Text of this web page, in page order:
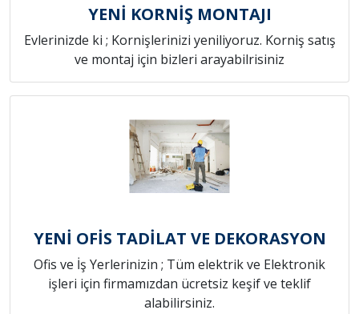
YENİ KORNİŞ MONTAJI
Evlerinizde ki ; Kornişlerinizi yeniliyoruz. Korniş satış
ve montaj için bizleri arayabilrisiniz
YENİ OFİS TADİLAT VE DEKORASYON
Ofis ve İş Yerlerinizin ; Tüm elektrik ve Elektronik
işleri için firmamızdan ücretsiz keşif ve teklif
alabilirsiniz.